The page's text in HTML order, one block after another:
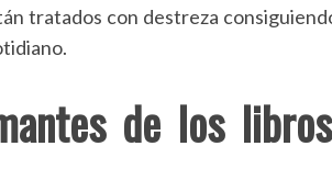
tratados con destreza
de los